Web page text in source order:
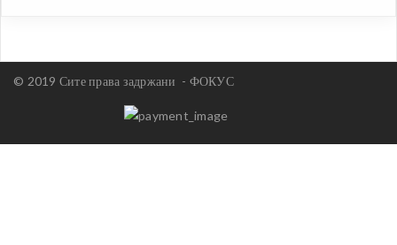
© 2019 Сите права задржани - ФОКУС